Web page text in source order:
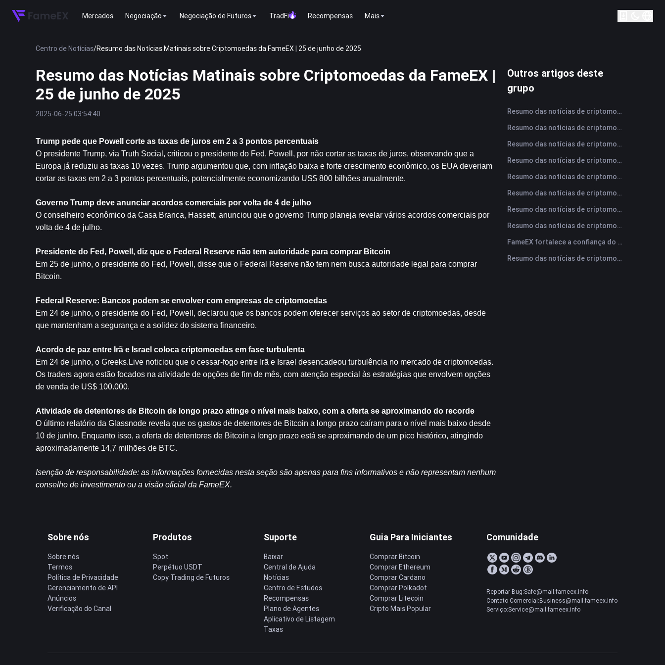
Mercados Negociação Negociação de Futuros TradFi Recompensas Mais
Centro de Notícias/Resumo das Notícias Matinais sobre Criptomoedas da FameEX | 25 de junho de 2025
Resumo das Notícias Matinais sobre Criptomoedas da FameEX |
25 de junho de 2025
2025-06-25 03:54:40
Trump pede que Powell corte as taxas de juros em 2 a 3 pontos percentuais
O presidente Trump, via Truth Social, criticou o presidente do Fed, Powell, por não cortar as taxas de juros, observando que a
Europa já reduziu as taxas 10 vezes. Trump argumentou que, com inflação baixa e forte crescimento econômico, os EUA deveriam
cortar as taxas em 2 a 3 pontos percentuais, potencialmente economizando US$ 800 bilhões anualmente.
Governo Trump deve anunciar acordos comerciais por volta de 4 de julho
O conselheiro econômico da Casa Branca, Hassett, anunciou que o governo Trump planeja revelar vários acordos comerciais por
volta de 4 de julho.
Presidente do Fed, Powell, diz que o Federal Reserve não tem autoridade para comprar Bitcoin
Em 25 de junho, o presidente do Fed, Powell, disse que o Federal Reserve não tem nem busca autoridade legal para comprar
Bitcoin.
Federal Reserve: Bancos podem se envolver com empresas de criptomoedas
Em 24 de junho, o presidente do Fed, Powell, declarou que os bancos podem oferecer serviços ao setor de criptomoedas, desde
que mantenham a segurança e a solidez do sistema financeiro.
Acordo de paz entre Irã e Israel coloca criptomoedas em fase turbulenta
Em 24 de junho, o Greeks.Live noticiou que o cessar-fogo entre Irã e Israel desencadeou turbulência no mercado de criptomoedas.
Os traders agora estão focados na atividade de opções de fim de mês, com atenção especial às estratégias que envolvem opções
de venda de US$ 100.000.
Atividade de detentores de Bitcoin de longo prazo atinge o nível mais baixo, com a oferta se aproximando do recorde
O último relatório da Glassnode revela que os gastos de detentores de Bitcoin a longo prazo caíram para o nível mais baixo desde
10 de junho. Enquanto isso, a oferta de detentores de Bitcoin a longo prazo está se aproximando de um pico histórico, atingindo
aproximadamente 14,7 milhões de BTC.
Isenção de responsabilidade: as informações fornecidas nesta seção são apenas para fins informativos e não representam nenhum
conselho de investimento ou a visão oficial da FameEX.
Outros artigos deste
grupo
Resumo das notícias de criptomoedas da FameEX hoje | 7 de agosto de 2026
Resumo das notícias de criptomoedas da FameEX hoje | 6 de agosto de 2026
Resumo das notícias de criptomoedas da FameEX hoje | 5 de agosto de 2026
Resumo das notícias de criptomoedas da FameEX hoje | 4 de agosto de 2026
Resumo das notícias de criptomoedas da FameEX hoje | 3 de agosto de 2026
Resumo das notícias de criptomoedas da FameEX hoje | 31 de julho de 2026
Resumo das notícias de criptomoedas da FameEX hoje | 30 de julho de 2026
Resumo das notícias de criptomoedas da FameEX hoje | 29 de julho de 2026
FameEX fortalece a confiança do usuário por meio de oito anos de operações estáveis ​​e crescimento global
Resumo das notícias de criptomoedas da FameEX hoje | 28 de julho de 2026
Sobre nós
Sobre nós
Termos
Política de Privacidade
Gerenciamento de API
Anúncios
Verificação do Canal
Produtos
Spot
Perpétuo USDT
Copy Trading de Futuros
Suporte
Baixar
Central de Ajuda
Notícias
Centro de Estudos
Recompensas
Plano de Agentes
Aplicativo de Listagem
Taxas
Guia Para Iniciantes
Comprar Bitcoin
Comprar Ethereum
Comprar Cardano
Comprar Polkadot
Comprar Litecoin
Cripto Mais Popular
Comunidade
Reportar Bug:Safe@mail.fameex.info
Contato Comercial:Business@mail.fameex.info
Serviço:Service@mail.fameex.info